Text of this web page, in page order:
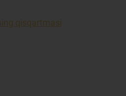
qisqartmasi